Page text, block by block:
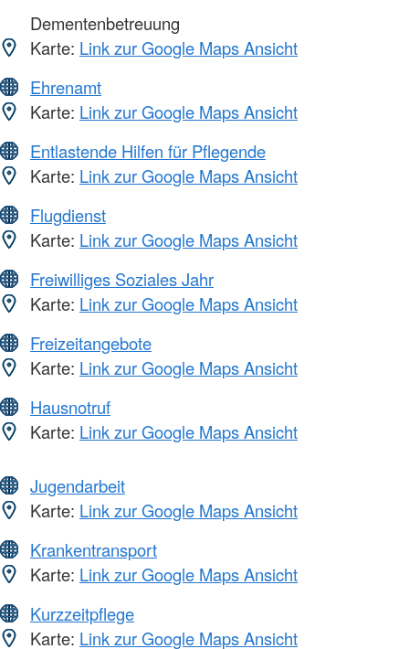
Dementenbetreuung
Karte: Link zur Google Maps Ansicht
Ehrenamt
Karte: Link zur Google Maps Ansicht
Entlastende Hilfen für Pflegende
Karte: Link zur Google Maps Ansicht
Flugdienst
Karte: Link zur Google Maps Ansicht
Freiwilliges Soziales Jahr
Karte: Link zur Google Maps Ansicht
Freizeitangebote
Karte: Link zur Google Maps Ansicht
Hausnotruf
Karte: Link zur Google Maps Ansicht
Jugendarbeit
Karte: Link zur Google Maps Ansicht
Krankentransport
Karte: Link zur Google Maps Ansicht
Kurzzeitpflege
Karte: Link zur Google Maps Ansicht